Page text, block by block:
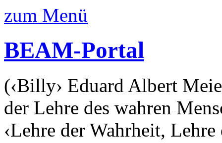
zum Menü
BEAM-Portal
(‹Billy› Eduard Albert
der Lehre des wahren
‹Lehre der Wahrheit, Lehre